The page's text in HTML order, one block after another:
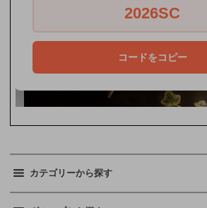
カテゴリーから探す